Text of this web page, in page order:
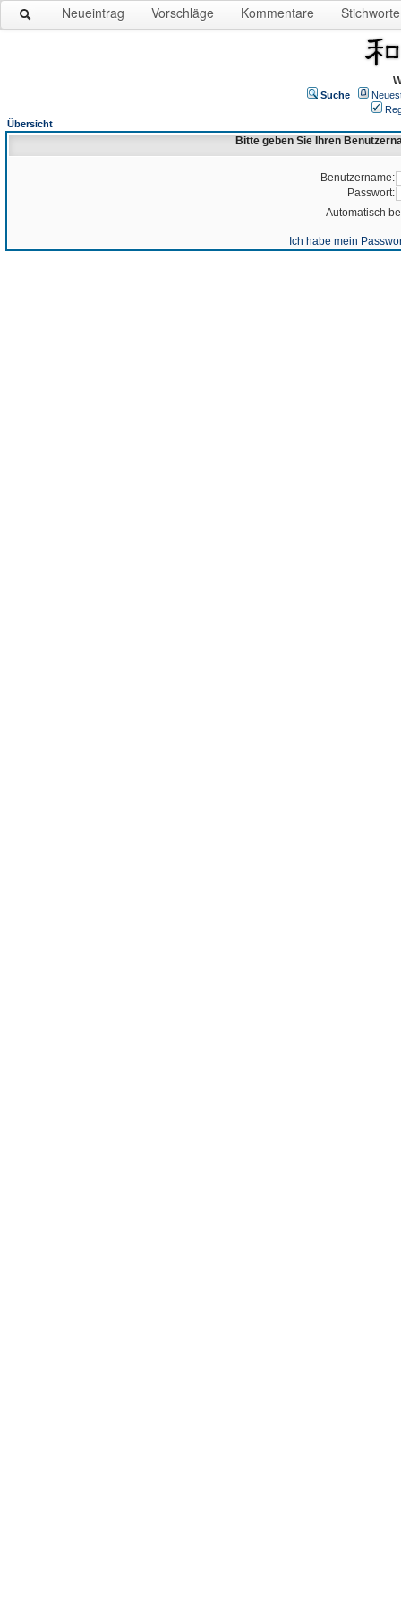
Neueintrag Vorschläge Kommentare Stichworte
Suche
Übersicht
Bitte geben Sie Ihren
Benutzername:
Passwort:
Automatisch
Ich habe mein